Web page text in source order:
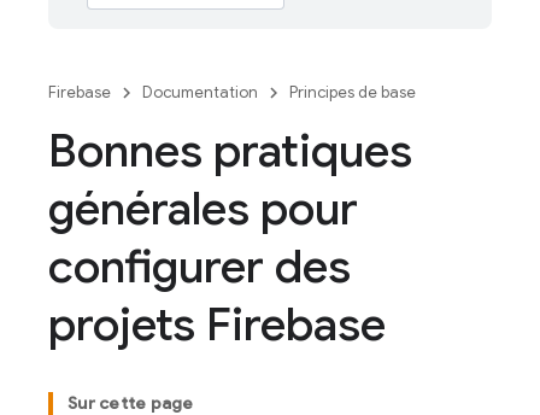
Firebase Documentation Principes de base
Bonnes pratiques
générales pour
configurer des
projets Firebase
Sur cette page